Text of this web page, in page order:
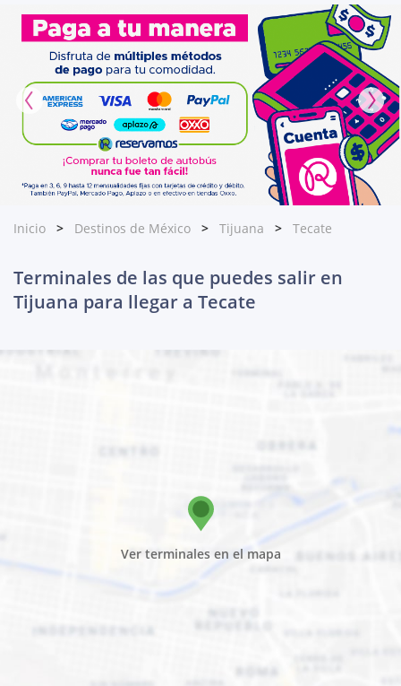
Inicio Destinos de México Tijuana Tecate
Terminales de las que puedes salir en
Tijuana para llegar a Tecate
Ver terminales en el mapa